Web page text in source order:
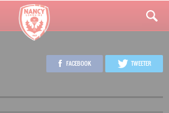
FACEBOOK TWEETER